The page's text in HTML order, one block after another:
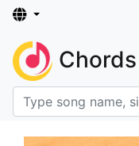
Chords